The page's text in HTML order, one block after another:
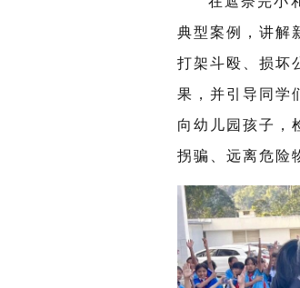
典型案例，讲解
打架斗殴、损坏
果，并引导同学
向幼儿园孩子，
拐骗、远离危险